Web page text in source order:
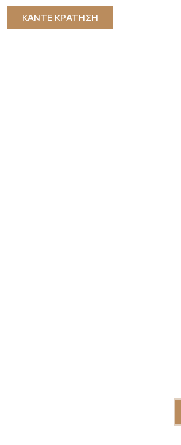
ΚΑΝΤΕ ΚΡΑΤΗΣΗ